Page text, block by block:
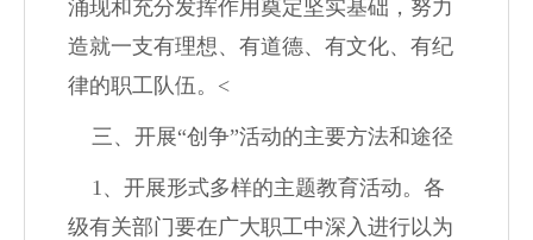
涌现和充分发挥作用奠定坚实基础，努力
造就一支有理想、有道德、有文化、有纪
律的职工队伍。 <
三、开展“创争”活动的主要方法和途径
1、开展形式多样的主题教育活动。各
级有关部门要在广大职工中深入进行以为